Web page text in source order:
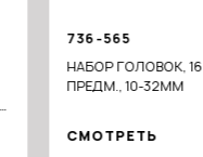
736-565
НАБОР ГОЛОВОК, 16
ПРЕДМ., 10-32ММ
СМОТРЕТЬ